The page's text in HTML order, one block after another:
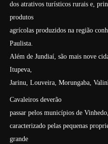
dos atrativos turísticos rurais e,
produtos
agrícolas produzidos na região
Paulista.
Além de Jundiaí, são mais nove
Itupeva,
Jarinu, Louveira, Morungaba,
Cavaleiros deverão
passar pelos municípios de
caracterizado pelas pequenas
grande